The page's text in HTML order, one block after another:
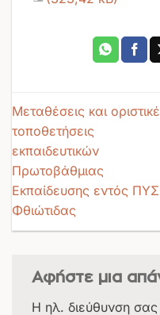
Μεταθέσεις και
τοποθετήσεις
εκπαιδευτικών
Πρωτοβάθμιας
Εκπαίδευσης εντός
Φθιώτιδας
Αφήστε μια
Η ηλ. διεύθυνση σας